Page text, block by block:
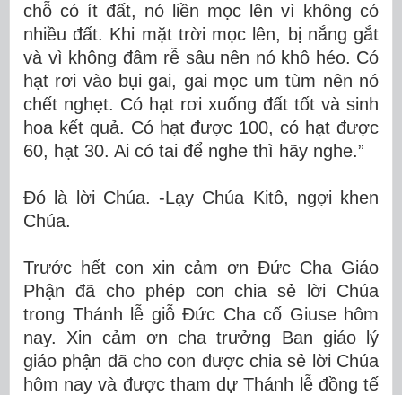
chỗ có ít đất, nó liền mọc lên vì không có
nhiều đất. Khi mặt trời mọc lên, bị nắng gắt
và vì không đâm rễ sâu nên nó khô héo. Có
hạt rơi vào bụi gai, gai mọc um tùm nên nó
chết nghẹt. Có hạt rơi xuống đất tốt và sinh
hoa kết quả. Có hạt được 100, có hạt được
60, hạt 30. Ai có tai để nghe thì hãy nghe.”
Đó là lời Chúa. -Lạy Chúa Kitô, ngợi khen
Chúa.
Trước hết con xin cảm ơn Đức Cha Giáo
Phận đã cho phép con chia sẻ lời Chúa
trong Thánh lễ giỗ Đức Cha cố Giuse hôm
nay. Xin cảm ơn cha trưởng Ban giáo lý
giáo phận đã cho con được chia sẻ lời Chúa
hôm nay và được tham dự Thánh lễ đồng tế